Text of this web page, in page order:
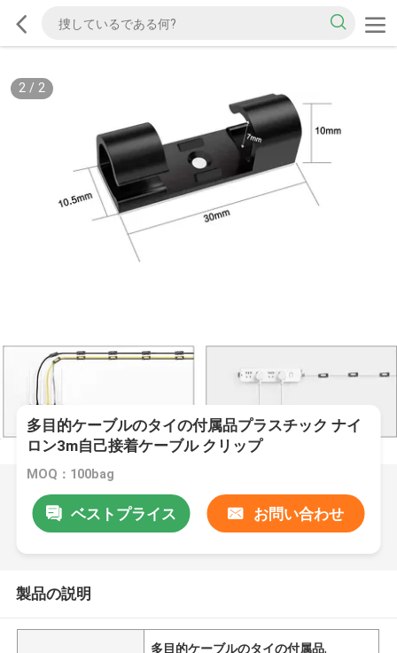
2/ 2
多目的ケーブルのタイの付属品プラスチック ナイ
ロン3m自己接着ケーブル クリップ
MOQ：100bag
ベストプライス お問い合わせ
製品の説明
多目的ケーブルのタイの付属品,